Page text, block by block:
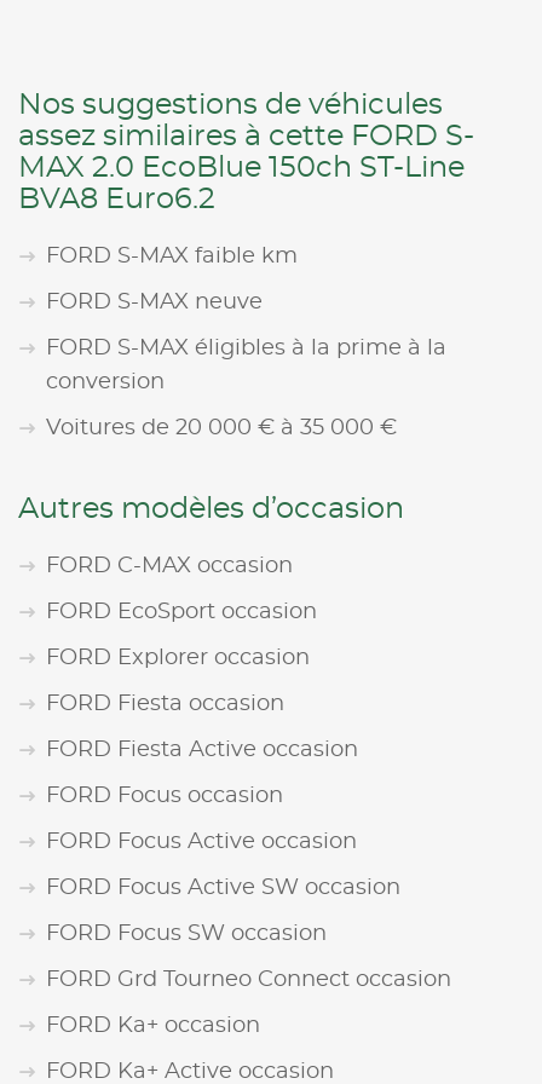
Nos suggestions de véhicules
assez similaires à cette FORD S-
MAX 2.0 EcoBlue 150ch ST-Line
BVA8 Euro6.2
FORD S-MAX faible km
FORD S-MAX neuve
FORD S-MAX éligibles à la prime à la
conversion
Voitures de 20 000 € à 35 000 €
Autres modèles d’occasion
FORD C-MAX occasion
FORD EcoSport occasion
FORD Explorer occasion
FORD Fiesta occasion
FORD Fiesta Active occasion
FORD Focus occasion
FORD Focus Active occasion
FORD Focus Active SW occasion
FORD Focus SW occasion
FORD Grd Tourneo Connect occasion
FORD Ka+ occasion
FORD Ka+ Active occasion